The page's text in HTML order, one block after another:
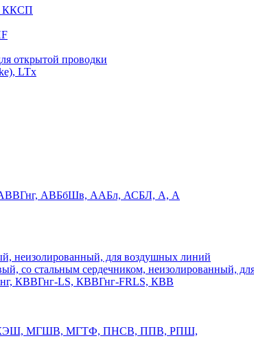
ККСП
открытой проводки
LTx
АВБбШв, ААБл, АСБЛ, А, А
неизолированный, для воздушных линий
со стальным сердечником, неизолированный,
КВВГнг-LS, КВВГнг-FRLS, КВВ
МГШВ, МГТФ, ПНСВ, ППВ, РПШ,